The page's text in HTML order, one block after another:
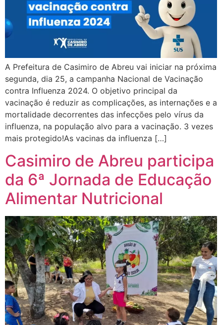
A Prefeitura de Casimiro de Abreu vai iniciar na próxima
segunda, dia 25, a campanha Nacional de Vacinação
contra Influenza 2024. O objetivo principal da
vacinação é reduzir as complicações, as internações e a
mortalidade decorrentes das infecções pelo vírus da
influenza, na população alvo para a vacinação. 3 vezes
mais protegido!As vacinas da influenza […]
Casimiro de Abreu participa
da 6ª Jornada de Educação
Alimentar Nutricional